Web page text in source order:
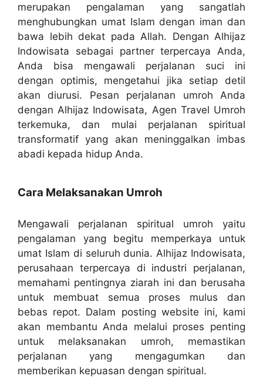
merupakan pengalaman yang sangatlah
menghubungkan umat Islam dengan iman dan
bawa lebih dekat pada Allah. Dengan Alhijaz
Indowisata sebagai partner terpercaya Anda,
Anda bisa mengawali perjalanan suci ini
dengan optimis, mengetahui jika setiap detil
akan diurusi. Pesan perjalanan umroh Anda
dengan Alhijaz Indowisata, Agen Travel Umroh
terkemuka, dan mulai perjalanan spiritual
transformatif yang akan meninggalkan imbas
abadi kepada hidup Anda.
Cara Melaksanakan Umroh
Mengawali perjalanan spiritual umroh yaitu
pengalaman yang begitu memperkaya untuk
umat Islam di seluruh dunia. Alhijaz Indowisata,
perusahaan terpercaya di industri perjalanan,
memahami pentingnya ziarah ini dan berusaha
untuk membuat semua proses mulus dan
bebas repot. Dalam posting website ini, kami
akan membantu Anda melalui proses penting
untuk melaksanakan umroh, memastikan
perjalanan yang mengagumkan dan
memberikan kepuasan dengan spiritual.